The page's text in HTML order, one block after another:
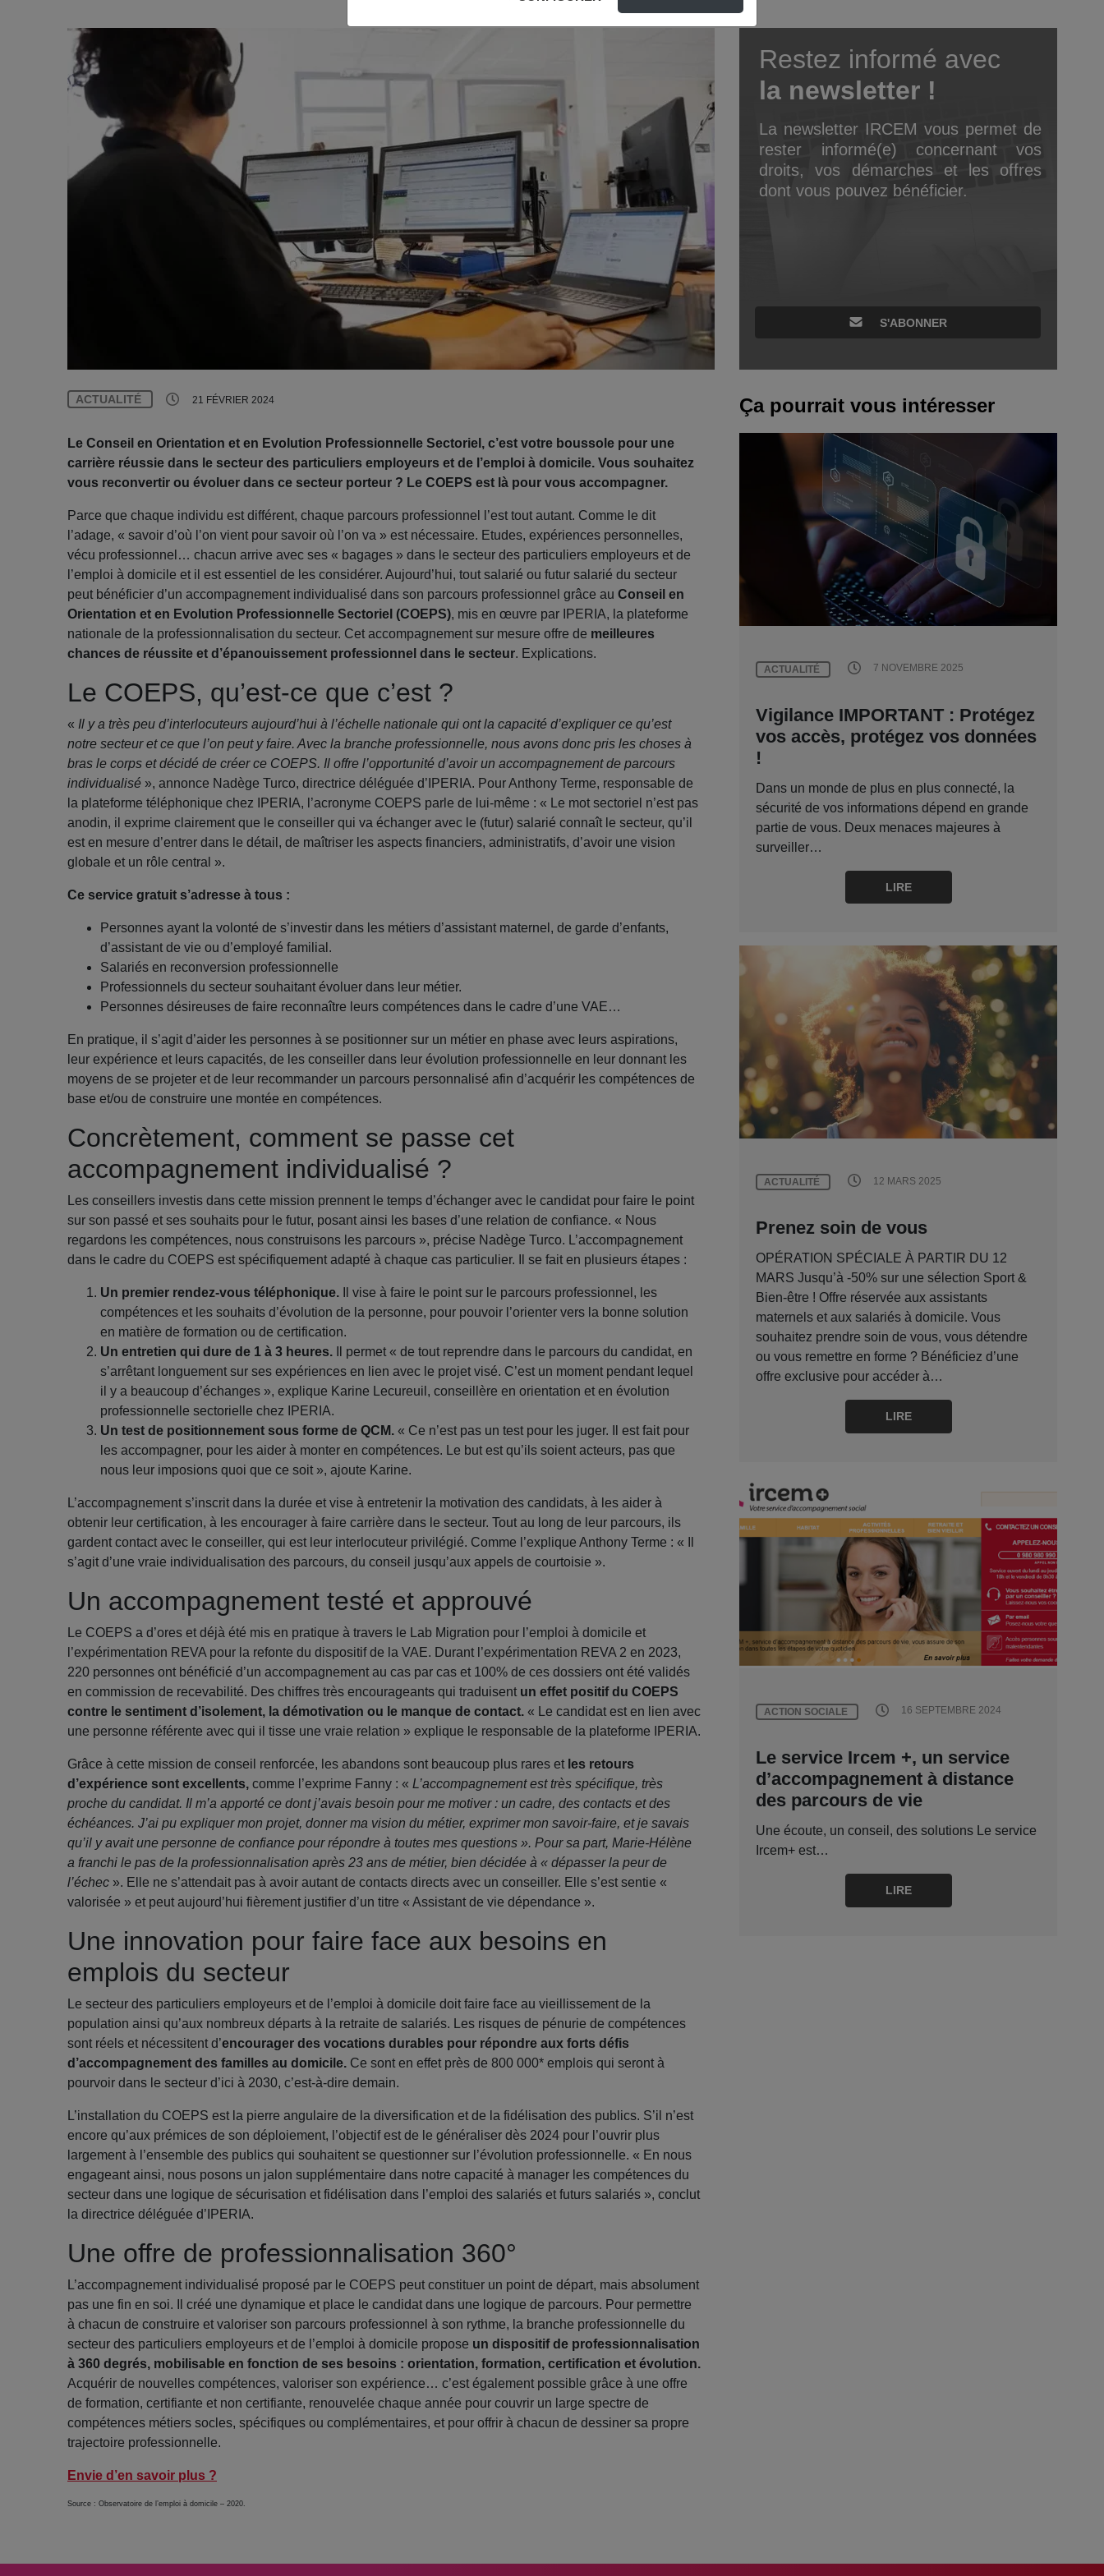
ACTUALITÉ 21 FÉVRIER 2024
Le Conseil en Orientation et en Evolution Professionnelle Sectoriel, c’est votre boussole pour une
carrière réussie dans le secteur des particuliers employeurs et de l’emploi à domicile. Vous souhaitez
vous reconvertir ou évoluer dans ce secteur porteur ? Le COEPS est là pour vous accompagner.
Parce que chaque individu est différent, chaque parcours professionnel l’est tout autant. Comme le dit
l’adage, « savoir d’où l’on vient pour savoir où l’on va » est nécessaire. Etudes, expériences personnelles,
vécu professionnel… chacun arrive avec ses « bagages » dans le secteur des particuliers employeurs et de
l’emploi à domicile et il est essentiel de les considérer. Aujourd’hui, tout salarié ou futur salarié du secteur
peut bénéficier d’un accompagnement individualisé dans son parcours professionnel grâce au Conseil en
Orientation et en Evolution Professionnelle Sectoriel (COEPS), mis en œuvre par IPERIA, la plateforme
nationale de la professionnalisation du secteur. Cet accompagnement sur mesure offre de meilleures
chances de réussite et d’épanouissement professionnel dans le secteur. Explications.
Le COEPS, qu’est-ce que c’est ?
« Il y a très peu d’interlocuteurs aujourd’hui à l’échelle nationale qui ont la capacité d’expliquer ce qu’est
notre secteur et ce que l’on peut y faire. Avec la branche professionnelle, nous avons donc pris les choses à
bras le corps et décidé de créer ce COEPS. Il offre l’opportunité d’avoir un accompagnement de parcours
individualisé », annonce Nadège Turco, directrice déléguée d’IPERIA. Pour Anthony Terme, responsable de
la plateforme téléphonique chez IPERIA, l’acronyme COEPS parle de lui-même : « Le mot sectoriel n’est pas
anodin, il exprime clairement que le conseiller qui va échanger avec le (futur) salarié connaît le secteur, qu’il
est en mesure d’entrer dans le détail, de maîtriser les aspects financiers, administratifs, d’avoir une vision
globale et un rôle central ».
Ce service gratuit s’adresse à tous :
Personnes ayant la volonté de s’investir dans les métiers d’assistant maternel, de garde d’enfants,
d’assistant de vie ou d’employé familial.
Salariés en reconversion professionnelle
Professionnels du secteur souhaitant évoluer dans leur métier.
Personnes désireuses de faire reconnaître leurs compétences dans le cadre d’une VAE…
En pratique, il s’agit d’aider les personnes à se positionner sur un métier en phase avec leurs aspirations,
leur expérience et leurs capacités, de les conseiller dans leur évolution professionnelle en leur donnant les
moyens de se projeter et de leur recommander un parcours personnalisé afin d’acquérir les compétences de
base et/ou de construire une montée en compétences.
Concrètement, comment se passe cet
accompagnement individualisé ?
Les conseillers investis dans cette mission prennent le temps d’échanger avec le candidat pour faire le point
sur son passé et ses souhaits pour le futur, posant ainsi les bases d’une relation de confiance. « Nous
regardons les compétences, nous construisons les parcours », précise Nadège Turco. L’accompagnement
dans le cadre du COEPS est spécifiquement adapté à chaque cas particulier. Il se fait en plusieurs étapes :
Un premier rendez-vous téléphonique. Il vise à faire le point sur le parcours professionnel, les
compétences et les souhaits d’évolution de la personne, pour pouvoir l’orienter vers la bonne solution
en matière de formation ou de certification.
Un entretien qui dure de 1 à 3 heures. Il permet « de tout reprendre dans le parcours du candidat, en
s’arrêtant longuement sur ses expériences en lien avec le projet visé. C’est un moment pendant lequel
il y a beaucoup d’échanges », explique Karine Lecureuil, conseillère en orientation et en évolution
professionnelle sectorielle chez IPERIA.
Un test de positionnement sous forme de QCM. « Ce n’est pas un test pour les juger. Il est fait pour
les accompagner, pour les aider à monter en compétences. Le but est qu’ils soient acteurs, pas que
nous leur imposions quoi que ce soit », ajoute Karine.
L’accompagnement s’inscrit dans la durée et vise à entretenir la motivation des candidats, à les aider à
obtenir leur certification, à les encourager à faire carrière dans le secteur. Tout au long de leur parcours, ils
gardent contact avec le conseiller, qui est leur interlocuteur privilégié. Comme l’explique Anthony Terme : « Il
s’agit d’une vraie individualisation des parcours, du conseil jusqu’aux appels de courtoisie ».
Un accompagnement testé et approuvé
Le COEPS a d’ores et déjà été mis en pratique à travers le Lab Migration pour l’emploi à domicile et
l’expérimentation REVA pour la refonte du dispositif de la VAE. Durant l’expérimentation REVA 2 en 2023,
220 personnes ont bénéficié d’un accompagnement au cas par cas et 100% de ces dossiers ont été validés
en commission de recevabilité. Des chiffres très encourageants qui traduisent un effet positif du COEPS
contre le sentiment d’isolement, la démotivation ou le manque de contact. « Le candidat est en lien avec
une personne référente avec qui il tisse une vraie relation » explique le responsable de la plateforme IPERIA.
Grâce à cette mission de conseil renforcée, les abandons sont beaucoup plus rares et les retours
d’expérience sont excellents, comme l’exprime Fanny : « L’accompagnement est très spécifique, très
proche du candidat. Il m’a apporté ce dont j’avais besoin pour me motiver : un cadre, des contacts et des
échéances. J’ai pu expliquer mon projet, donner ma vision du métier, exprimer mon savoir-faire, et je savais
qu’il y avait une personne de confiance pour répondre à toutes mes questions ». Pour sa part, Marie-Hélène
a franchi le pas de la professionnalisation après 23 ans de métier, bien décidée à « dépasser la peur de
l’échec ». Elle ne s’attendait pas à avoir autant de contacts directs avec un conseiller. Elle s’est sentie «
valorisée » et peut aujourd’hui fièrement justifier d’un titre « Assistant de vie dépendance ».
Une innovation pour faire face aux besoins en
emplois du secteur
Le secteur des particuliers employeurs et de l’emploi à domicile doit faire face au vieillissement de la
population ainsi qu’aux nombreux départs à la retraite de salariés. Les risques de pénurie de compétences
sont réels et nécessitent d’encourager des vocations durables pour répondre aux forts défis
d’accompagnement des familles au domicile. Ce sont en effet près de 800 000* emplois qui seront à
pourvoir dans le secteur d’ici à 2030, c’est-à-dire demain.
L’installation du COEPS est la pierre angulaire de la diversification et de la fidélisation des publics. S’il n’est
encore qu’aux prémices de son déploiement, l’objectif est de le généraliser dès 2024 pour l’ouvrir plus
largement à l’ensemble des publics qui souhaitent se questionner sur l’évolution professionnelle. « En nous
engageant ainsi, nous posons un jalon supplémentaire dans notre capacité à manager les compétences du
secteur dans une logique de sécurisation et fidélisation dans l’emploi des salariés et futurs salariés », conclut
la directrice déléguée d’IPERIA.
Une offre de professionnalisation 360°
L’accompagnement individualisé proposé par le COEPS peut constituer un point de départ, mais absolument
pas une fin en soi. Il créé une dynamique et place le candidat dans une logique de parcours. Pour permettre
à chacun de construire et valoriser son parcours professionnel à son rythme, la branche professionnelle du
secteur des particuliers employeurs et de l’emploi à domicile propose un dispositif de professionnalisation
à 360 degrés, mobilisable en fonction de ses besoins : orientation, formation, certification et évolution.
Acquérir de nouvelles compétences, valoriser son expérience… c’est également possible grâce à une offre
de formation, certifiante et non certifiante, renouvelée chaque année pour couvrir un large spectre de
compétences métiers socles, spécifiques ou complémentaires, et pour offrir à chacun de dessiner sa propre
trajectoire professionnelle.
Envie d’en savoir plus ?
Source : Observatoire de l’emploi à domicile – 2020.
Restez informé avec
la newsletter !
La newsletter IRCEM vous permet de
rester informé(e) concernant vos
droits, vos démarches et les offres
dont vous pouvez bénéficier.
S'ABONNER
Ça pourrait vous intéresser
ACTUALITÉ 7 NOVEMBRE 2025
Vigilance IMPORTANT : Protégez
vos accès, protégez vos données
!
Dans un monde de plus en plus connecté, la
sécurité de vos informations dépend en grande
partie de vous. Deux menaces majeures à
surveiller…
LIRE
ACTUALITÉ 12 MARS 2025
Prenez soin de vous
OPÉRATION SPÉCIALE À PARTIR DU 12
MARS Jusqu’à -50% sur une sélection Sport &
Bien-être ! Offre réservée aux assistants
maternels et aux salariés à domicile. Vous
souhaitez prendre soin de vous, vous détendre
ou vous remettre en forme ? Bénéficiez d’une
offre exclusive pour accéder à…
LIRE
ACTION SOCIALE 16 SEPTEMBRE 2024
Le service Ircem +, un service
d’accompagnement à distance
des parcours de vie
Une écoute, un conseil, des solutions Le service
Ircem+ est…
LIRE